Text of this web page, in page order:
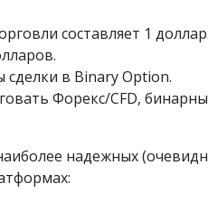
составляет 1 доллар.
в Binary Option.
Форекс/CFD,
надежных